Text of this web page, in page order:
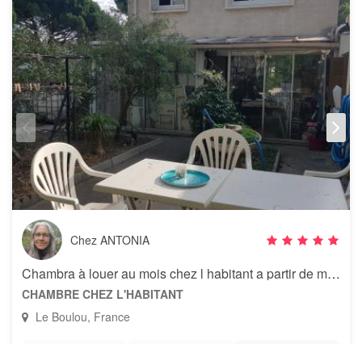
Chez ANTONIA
Chambra à louer au mois chez l habitant a partir de mi octobre
CHAMBRE CHEZ L'HABITANT
Le Boulou, France